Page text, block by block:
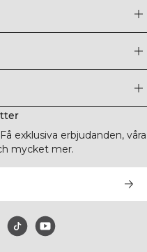
exklusiva erbjudanden, våra
mycket mer.